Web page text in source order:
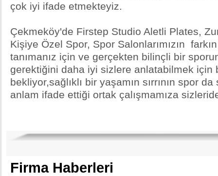
çok iyi ifade etmekteyiz.
Çekmeköy'de Firstep Studio Aletli Plates,
Kişiye Özel Spor, Spor Salonlarımızın
tanımanız için ve gerçekten bilinçli bir
gerektiğini daha iyi sizlere anlatabilmek için
bekliyor,sağlıklı bir yaşamın sırrının spor da
anlam ifade ettiği ortak çalışmamıza
Firma Haberleri